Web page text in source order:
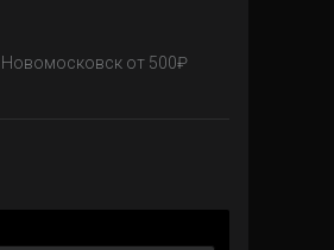
Новомосковск от 500₽